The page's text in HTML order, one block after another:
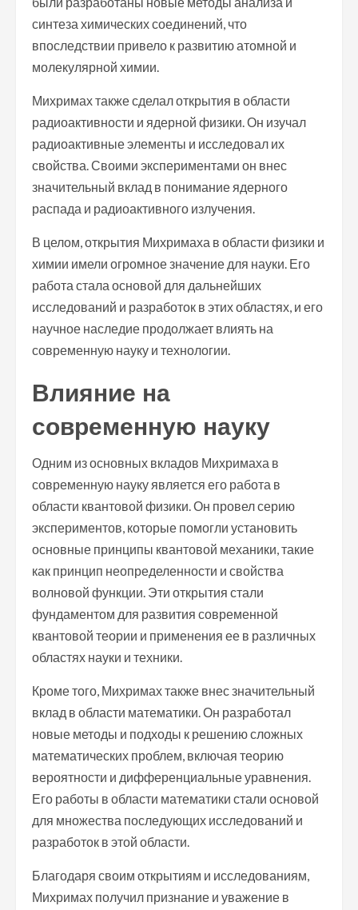
синтеза химических соединений, что
впоследствии привело к развитию атомной и
молекулярной химии.
Михримах также сделал открытия в области
радиоактивности и ядерной физики. Он изучал
радиоактивные элементы и исследовал их
свойства. Своими экспериментами он внес
значительный вклад в понимание ядерного
распада и радиоактивного излучения.
В целом, открытия Михримаха в области физики и
химии имели огромное значение для науки. Его
работа стала основой для дальнейших
исследований и разработок в этих областях, и его
научное наследие продолжает влиять на
современную науку и технологии.
Влияние на
современную науку
Одним из основных вкладов Михримаха в
современную науку является его работа в
области квантовой физики. Он провел серию
экспериментов, которые помогли установить
основные принципы квантовой механики, такие
как принцип неопределенности и свойства
волновой функции. Эти открытия стали
фундаментом для развития современной
квантовой теории и применения ее в различных
областях науки и техники.
Кроме того, Михримах также внес значительный
вклад в области математики. Он разработал
новые методы и подходы к решению сложных
математических проблем, включая теорию
вероятности и дифференциальные уравнения.
Его работы в области математики стали основой
для множества последующих исследований и
разработок в этой области.
Благодаря своим открытиям и исследованиям,
Михримах получил признание и уважение в